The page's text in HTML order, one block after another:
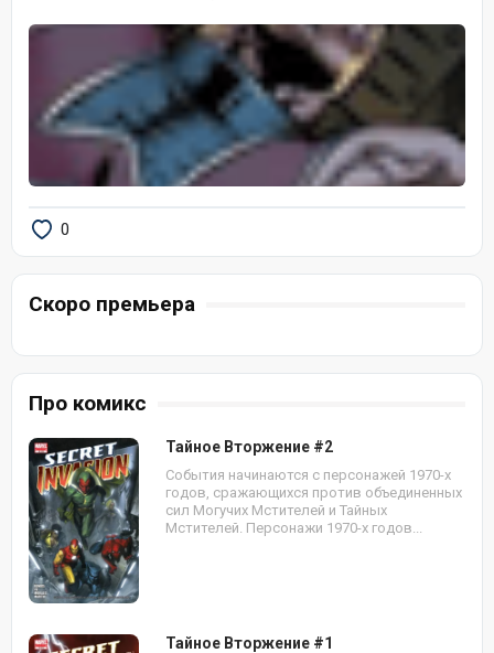
0
Скоро премьера
Про комикс
Тайное Вторжение #2
События начинаются с персонажей 1970-х
годов, сражающихся против объединенных
сил Могучих Мстителей и Тайных
Мстителей. Персонажи 1970-х годов...
Тайное Вторжение #1